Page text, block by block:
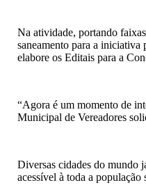
Na atividade, portando
saneamento para a
elabore os Editais para a
“Agora é um momento de
Municipal de Vereadores
Diversas cidades do mundo
acessível à toda a